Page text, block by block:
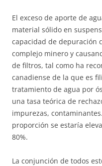
El exceso de aporte de
material sólido en
capacidad de depuración
complejo minero y
de filtros, tal como ha
canadiense de la que es
tratamiento de agua por
una tasa teórica de
impurezas,
proporción se estaría
80%.
La conjunción de todos